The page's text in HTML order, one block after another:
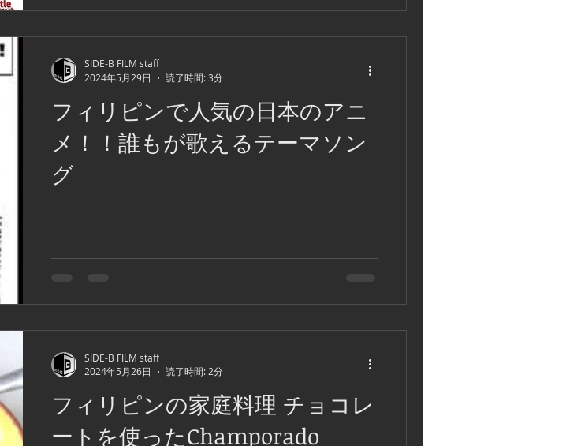
フィリピンで人気の日本のアニ
メ！！誰もが歌えるテーマソン
グ
SIDE-B FILM staff
2024年5月29日
読了時間: 3分
フィリピンの家庭料理 チョコレ
ートを使ったChamporado
SIDE-B FILM staff
2024年5月26日
読了時間: 2分